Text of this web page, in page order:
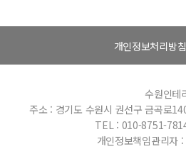
개인정보처리방침
수원인테
주소 : 경기도 수원시 권선구 금곡로
TEL : 010-8751-
개인정보책임관리